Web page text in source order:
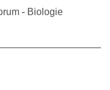
- Biologie